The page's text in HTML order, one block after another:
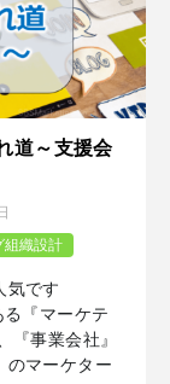
道～支援会
組織設計
気です
『マーケテ
『事業会社』
のマーケター